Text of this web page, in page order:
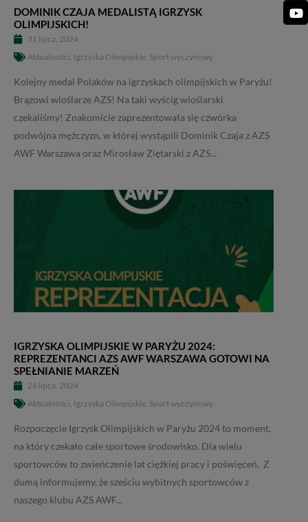
DOMINIK CZAJA MEDALISTĄ IGRZYSK
OLIMPIJSKICH!
31 lipca, 2024
Aktualności Igrzyska Olimpijskie Sport wyczynowy
Kolejny medal Polaków na igrzyskach olimpijskich w Paryżu!
Brązowi wioślarze AZS! Na taki wyścig wioślarski
czekaliśmy! Znakomicie zaprezentowała się czwórka
podwójna mężczyzn, w której wystąpili Dominik Czaja z AZS
AWF Warszawa oraz Mirosław Ziętarski z AZS...
IGRZYSKA OLIMPIJSKIE W PARYŻU 2024:
REPREZENTANCI AZS AWF WARSZAWA GOTOWI NA
SPEŁNIANIE MARZEŃ
26 lipca, 2024
Aktualności Igrzyska Olimpijskie Sport wyczynowy
Rozpoczęcie Igrzysk Olimpijskich w Paryżu 2024 to moment,
na który czekało całe sportowe środowisko. Dla wielu
sportowców to zwieńczenie lat ciężkiej pracy i poświęceń. Z
dumą informujemy, że sześciu wybitnych sportowców z
naszego klubu AZS AWF...